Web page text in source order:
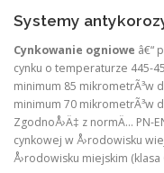
Systemy
Cynkowanie ogniowe â€“
cynku o temperaturze 445-
minimum 85 mikrometrÃ³w
minimum 70 mikrometrÃ³w
ZgodnoÅ›Ä‡ z normÄ… PN-
cynkowej w Å›rodowisku
Å›rodowisku miejskim (klasa